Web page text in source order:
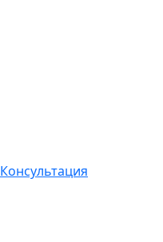
Консультация